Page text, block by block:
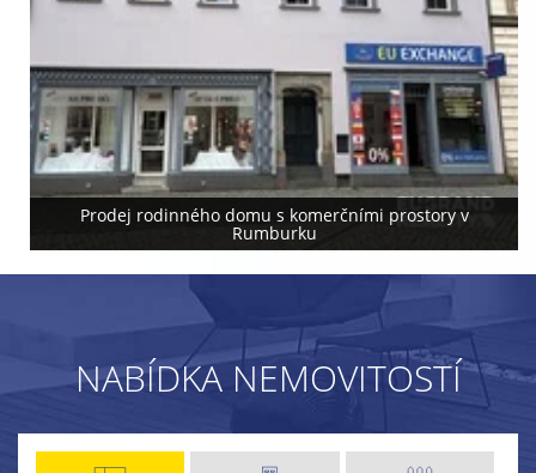
Prodej rodinného domu s komerčními prostory v
Rumburku
NABÍDKA NEMOVITOSTÍ